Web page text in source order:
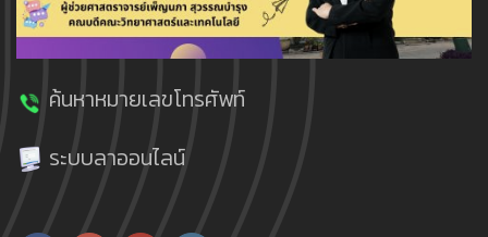
ค้นหาหมายเลขโทรศัพท์
ระบบลาออนไลน์